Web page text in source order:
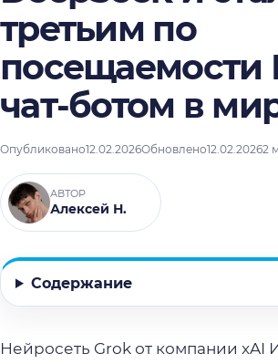
третьим по
посещаемости
чат-ботом в
Опубликовано12.02.2026Обновлено12.02.20262
АВТОР
Алексей Н.
Содержание
Нейросеть Grok от компании xAI